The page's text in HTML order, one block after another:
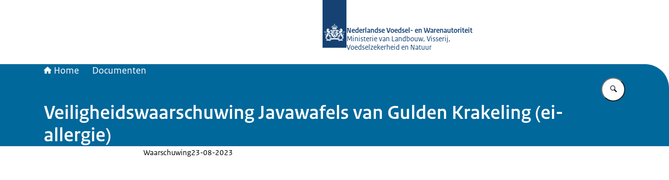
Nederlandse Voedsel- en Warenautoriteit
Ministerie van Landbouw, Visserij,
Voedselzekerheid en Natuur
Home Documenten
Vul in wat u
Veiligheidswaarschuwing Javawafels van Gulden Krakeling (ei-
allergie)
Waarschuwing23-08-2023